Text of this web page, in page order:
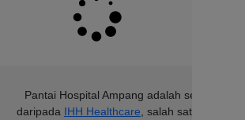
Pantai Hospital Ampang adalah sebahagian
daripada IHH Healthcare , salah satu kumpulan